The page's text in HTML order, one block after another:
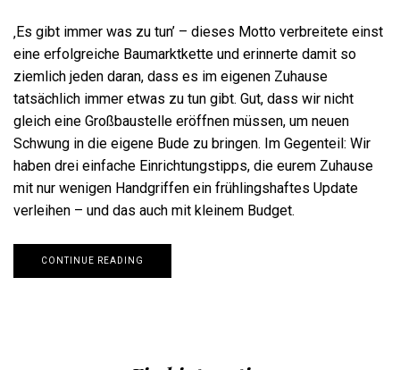
‚Es gibt immer was zu tun’ – dieses Motto verbreitete einst
eine erfolgreiche Baumarktkette und erinnerte damit so
ziemlich jeden daran, dass es im eigenen Zuhause
tatsächlich immer etwas zu tun gibt. Gut, dass wir nicht
gleich eine Großbaustelle eröffnen müssen, um neuen
Schwung in die eigene Bude zu bringen. Im Gegenteil: Wir
haben drei einfache Einrichtungstipps, die eurem Zuhause
mit nur wenigen Handgriffen ein frühlingshaftes Update
verleihen – und das auch mit kleinem Budget.
CONTINUE READING